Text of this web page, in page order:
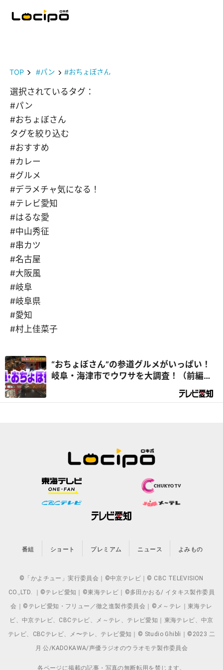
TOP #パン #おちょぼさん
選択されているタグ：
#パン
#おちょぼさん
タグを絞り込む
#おすすめ
#カレー
#グルメ
#デラメチャ気になる！
#テレビ愛知
#はるな愛
#中山秀征
#串カツ
#名古屋
#大阪風
#岐阜
#岐阜県
#愛知
#村上佳菜子
“おちょぼさん”の参道グルメがいっぱい！
岐阜・海津市でウワサを大調査！（前編）
番組 ショート プレミアム ニュース よみもの
©「かよチュー」実行委員会｜©中京テレビ｜© CBC TELEVISION
CO.,LTD. ｜©テレビ愛知｜©東海テレビ｜©多田かおる/ イタキス製作委員
会｜©テレビ愛知・フリュー／徹之進製作委員会｜©メ～テレ｜東海テレ
ビ、中京テレビ、CBCテレビ、メ～テレ、テレビ愛知｜東海テレビ、中京
テレビ、CBCテレビ、メ〜テレ、テレビ愛知｜© Studio Ghibli｜©2023 二
月 公/KADOKAWA/声優ラジオのウラオモテ製作委員会
各ページに掲載の記事・写真の無断転用を禁じます。